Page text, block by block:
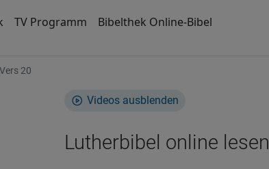
TV Programm Bibelthek Online-Bibel
Vers 20
Videos ausblenden
Lutherbibel online lesen